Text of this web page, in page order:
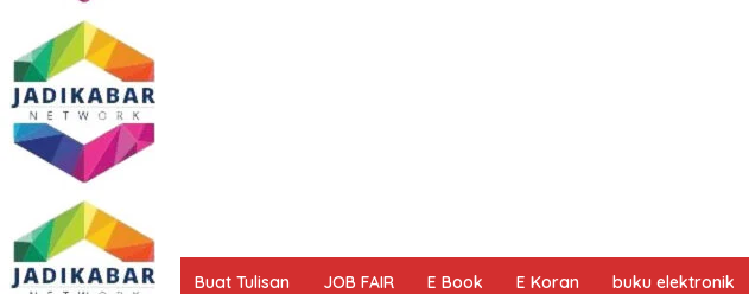
Buat Tulisan JOB FAIR E Book E Koran buku elektronik